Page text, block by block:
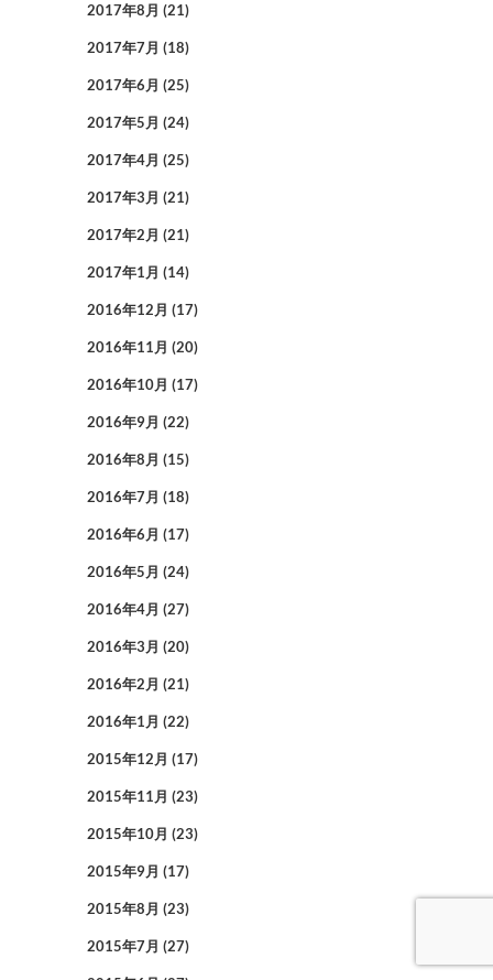
2017年8月 (21)
2017年7月 (18)
2017年6月 (25)
2017年5月 (24)
2017年4月 (25)
2017年3月 (21)
2017年2月 (21)
2017年1月 (14)
2016年12月 (17)
2016年11月 (20)
2016年10月 (17)
2016年9月 (22)
2016年8月 (15)
2016年7月 (18)
2016年6月 (17)
2016年5月 (24)
2016年4月 (27)
2016年3月 (20)
2016年2月 (21)
2016年1月 (22)
2015年12月 (17)
2015年11月 (23)
2015年10月 (23)
2015年9月 (17)
2015年8月 (23)
2015年7月 (27)